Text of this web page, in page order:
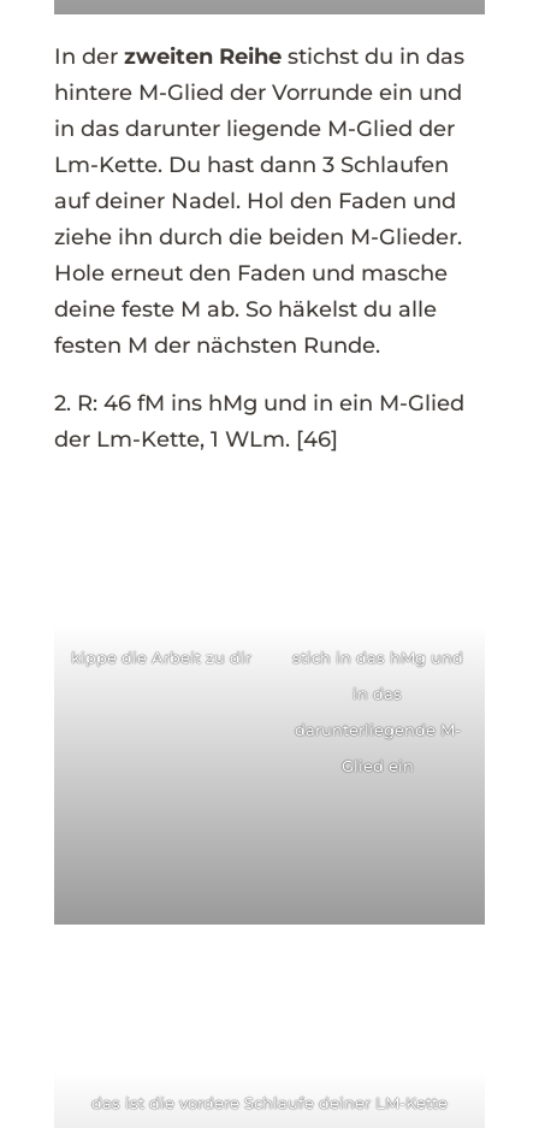
In der zweiten Reihestichst du in das
hintere M-Glied der Vorrunde ein und
in das darunter liegende M-Glied der
Lm-Kette. Du hast dann 3 Schlaufen
auf deiner Nadel. Hol den Faden und
ziehe ihn durch die beiden M-Glieder.
Hole erneut den Faden und masche
deine feste M ab. So häkelst du alle
festen M der nächsten Runde.
2. R: 46 fM ins hMg und in ein M-Glied
der Lm-Kette, 1 WLm. [46]
kippe die Arbeit zu dir
stich in das hMg und
in das
darunterliegende M-
Glied ein
das ist die vordere Schlaufe deiner LM-Kette